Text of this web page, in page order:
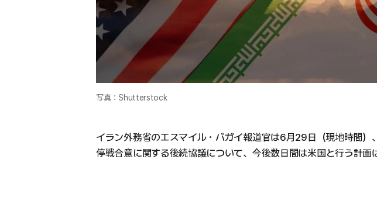
写真：Shutterstock
イラン外務省のエスマイル・バガイ報道官は6月29日（現地時間）、
停戦合意に関する後続協議について、今後数日間は米国と行う計画